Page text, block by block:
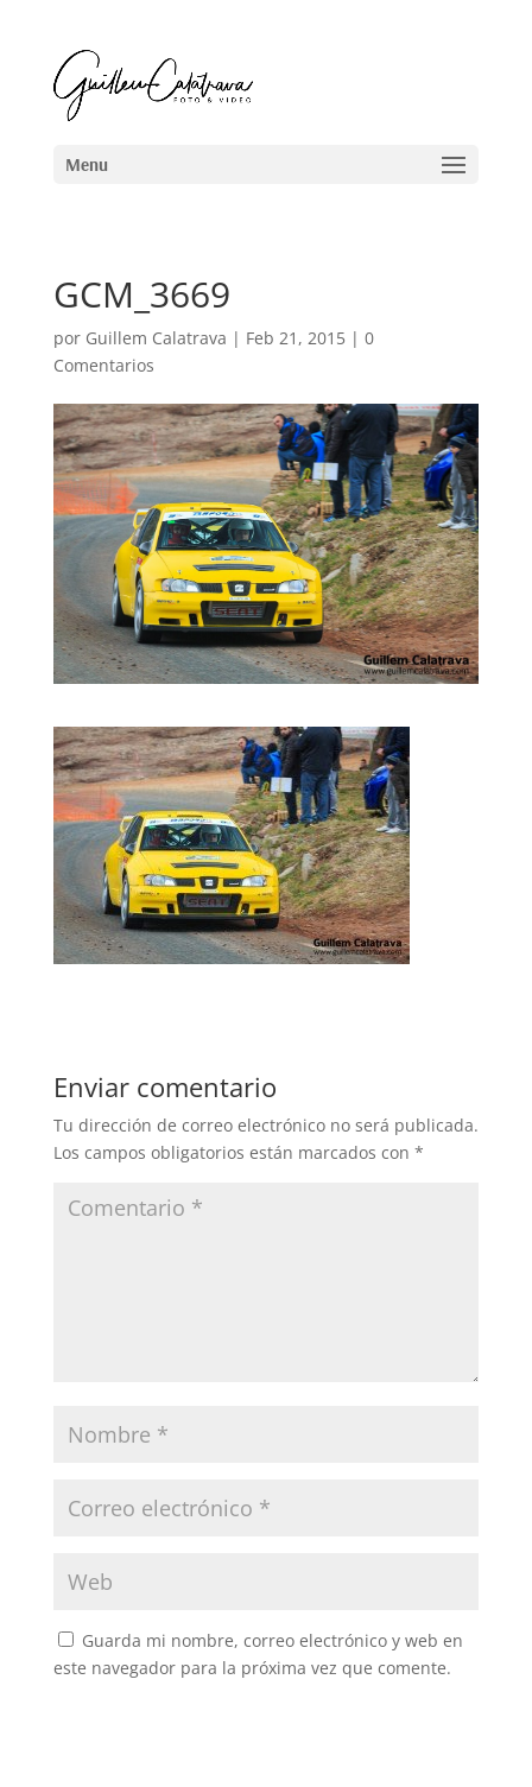
GCM_3669
por Guillem Calatrava | Feb 21, 2015| 0
Comentarios
Enviar comentario
Tu dirección de correo electrónico no será publicada.
Los campos obligatorios están marcados con *
Guarda mi nombre, correo electrónico y web en
este navegador para la próxima vez que comente.